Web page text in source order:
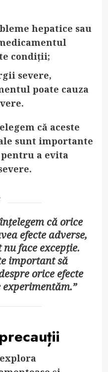
hepatice sau
condiții;
severe,
poate cauza
că aceste
sunt importante
a evita
că orice
efecte adverse,
face excepție.
important să
orice efecte
experimentăm.”